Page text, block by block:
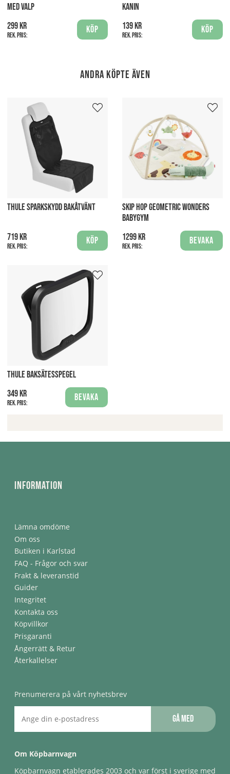
MED VALP
299 kr
Rek. pris:
Köp
KANIN
139 kr
Rek. pris:
Köp
Andra köpte även
THULE SPARKSKYDD BAKÅTVÄNT
719 kr
Rek. pris:
Köp
SKIP HOP GEOMETRIC WONDERS
BABYGYM
1299 kr
Rek. pris:
Bevaka
THULE BAKSÄTESSPEGEL
349 kr
Rek. pris:
Bevaka
Information
Lämna omdöme
Om oss
Butiken i Karlstad
FAQ - Frågor och svar
Frakt & leveranstid
Guider
Integritet
Kontakta oss
Köpvillkor
Prisgaranti
Ångerrätt & Retur
Återkallelser
Prenumerera på vårt nyhetsbrev
Gå med
Om Köpbarnvagn
Köpbarnvagn etablerades 2003 och var först i sverige med